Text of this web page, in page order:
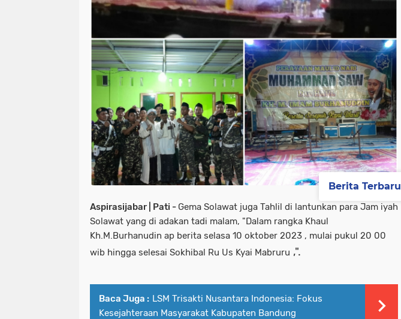
Aspirasijabar | Pati - Gema Solawat juga Tahlil di lantunkan para Jam iyah
Solawat yang di adakan tadi malam, "Dalam rangka Khaul
Kh.M.Burhanudin ap berita selasa 10 oktober 2023 , mulai pukul 20 00
wib hingga selesai Sokhibal Ru Us Kyai Mabruru ,".
Baca Juga : LSM Trisakti Nusantara Indonesia: Fokus
Kesejahteraan Masyarakat Kabupaten Bandung
Berita Terbaru